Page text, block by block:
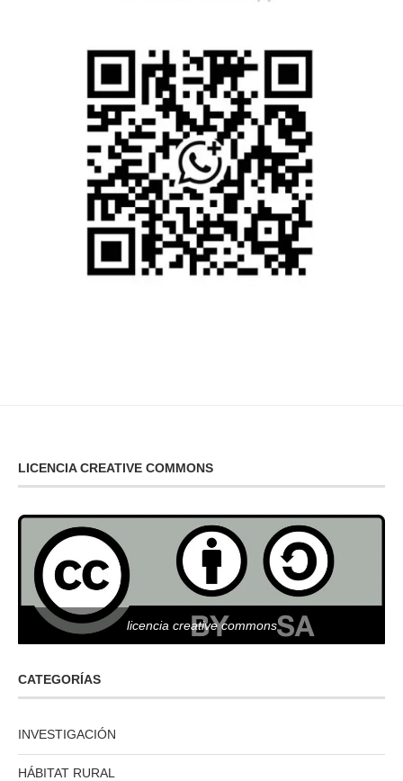
LICENCIA CREATIVE COMMONS
licencia creative commons
CATEGORÍAS
INVESTIGACIÓN
HÁBITAT RURAL